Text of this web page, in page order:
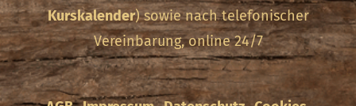
Kurskalender) sowie nach telefonischer
Vereinbarung, online 24/7